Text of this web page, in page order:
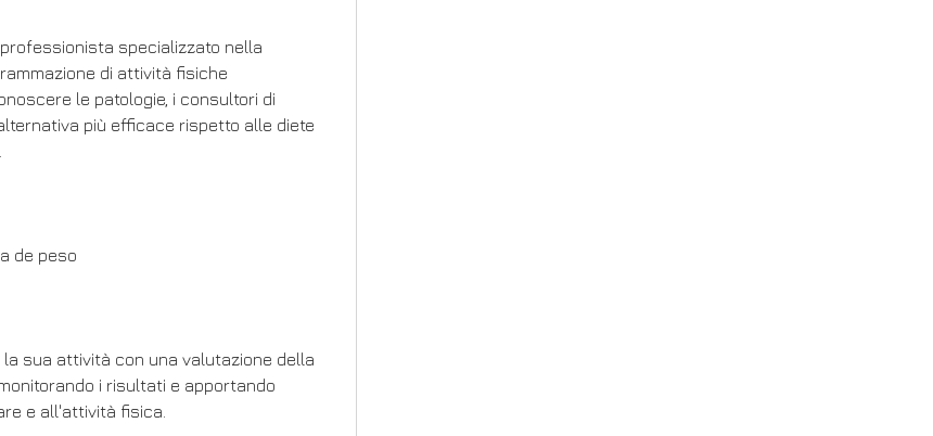
specializzato nella
di attività fisiche
le patologie, i consultori di
più efficace rispetto alle diete
de peso
sua attività con una valutazione della
i risultati e apportando
e all'attività fisica.